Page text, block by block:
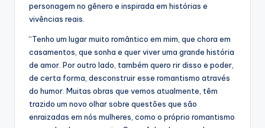
personagem no gênero e inspirada em histórias e
vivências reais.
“Tenho um lugar muito romântico em mim, que chora em
casamentos, que sonha e quer viver uma grande história
de amor. Por outro lado, também quero rir disso e poder,
de certa forma, desconstruir esse romantismo através
do humor. Muitas obras que vemos atualmente, têm
trazido um novo olhar sobre questões que são
enraizadas em nós mulheres, como o próprio romantismo